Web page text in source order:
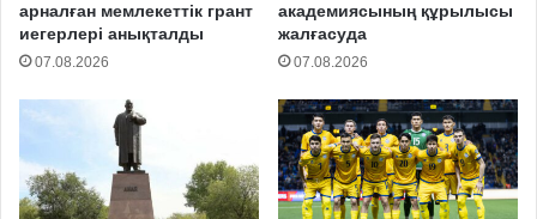
арналған мемлекеттік грант
иегерлері анықталды
07.08.2026
академиясының құрылысы
жалғасуда
07.08.2026